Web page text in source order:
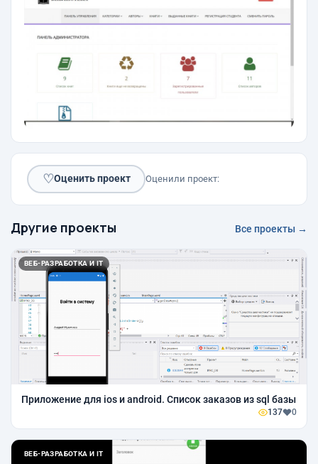
♡Оценить проект Оценили проект:
Другие проекты Все проекты →
ВЕБ-РАЗРАБОТКА И IT
Приложение для ios и android. Список заказов из sql базы
137 0
ВЕБ-РАЗРАБОТКА И IT